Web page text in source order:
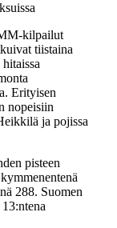
kilpailut
tiistaina
Erityisen
nopeisiin
ja pojissa
pisteen
288. Suomen